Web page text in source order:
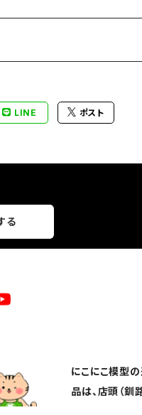
LINE ポスト
る
にこにこ模型
品は、店頭（